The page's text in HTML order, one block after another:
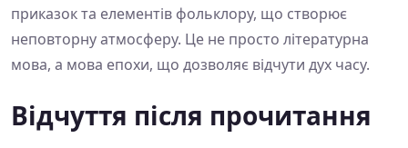
приказок та елементів фольклору, що створює
неповторну атмосферу. Це не просто літературна
мова, а мова епохи, що дозволяє відчути дух часу.
Відчуття після прочитання